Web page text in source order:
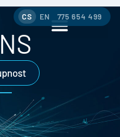
CS EN 775 654 499